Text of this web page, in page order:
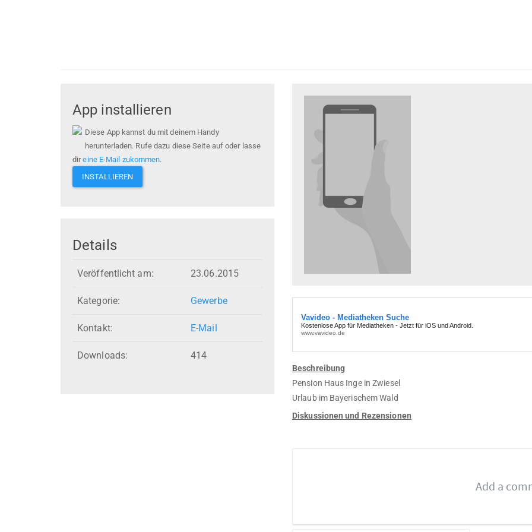
App installieren
Diese App kannst du mit deinem Handy
herunterladen. Rufe dazu diese Seite auf oder lasse
direine E-Mail zukommen.
INSTALLIEREN
Details
Veröffentlicht am: 23.06.2015
Kategorie: Gewerbe
Kontakt: E-Mail
Downloads: 414
Beschreibung
Pension Haus Inge in Zwiesel
Urlaub im Bayerischem Wald
Diskussionen und Rezensionen